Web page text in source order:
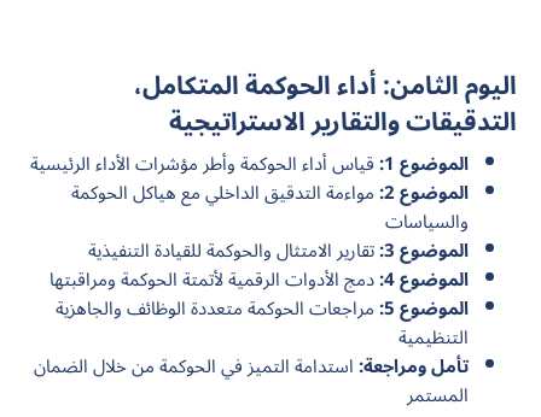
اليوم الثامن: أداء الحوكمة المتكامل،
التدقيقات والتقارير الاستراتيجية
الموضوع 1: قياس أداء الحوكمة وأطر مؤشرات الأداء الرئيسية
الموضوع 2: مواءمة التدقيق الداخلي مع هياكل الحوكمة
والسياسات
الموضوع 3: تقارير الامتثال والحوكمة للقيادة التنفيذية
الموضوع 4: دمج الأدوات الرقمية لأتمتة الحوكمة ومراقبتها
الموضوع 5: مراجعات الحوكمة متعددة الوظائف والجاهزية
التنظيمية
تأمل ومراجعة:استدامة التميز في الحوكمة من خلال الضمان
المستمر